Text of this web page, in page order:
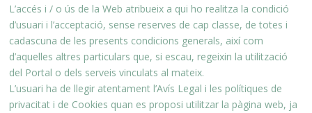
L’accés i / o ús de la Web atribueix a qui ho realitza la condició
d’usuari i l’acceptació, sense reserves de cap classe, de totes i
cadascuna de les presents condicions generals, així com
d’aquelles altres particulars que, si escau, regeixin la utilització
del Portal o dels serveis vinculats al mateix.
L’usuari ha de llegir atentament l’Avís Legal i les polítiques de
privacitat i de Cookies quan es proposi utilitzar la pàgina web, ja